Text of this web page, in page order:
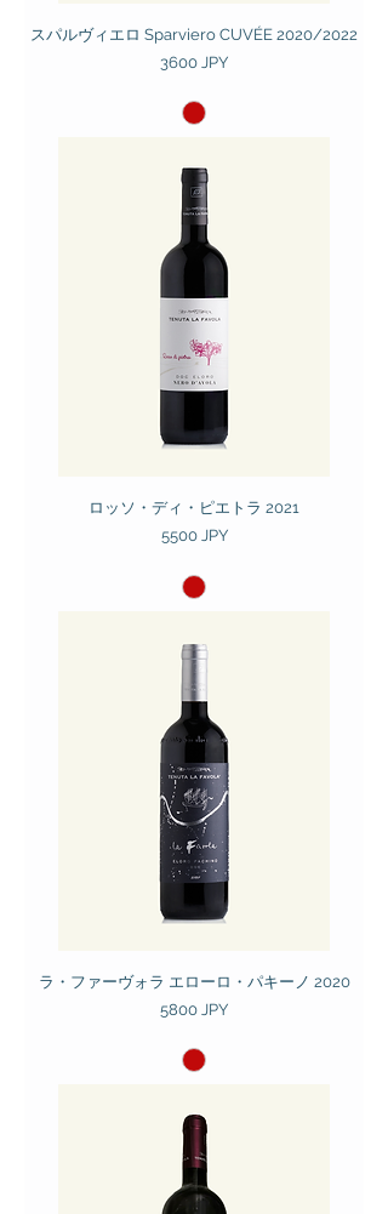
スパルヴィエロ Sparviero CUVÉE 2020/2022
Prezzo
3600 JPY
ロッソ・ディ・ピエトラ 2021
Prezzo
5500 JPY
ラ・ファーヴォラ エローロ・パキーノ 2020
Prezzo
5800 JPY